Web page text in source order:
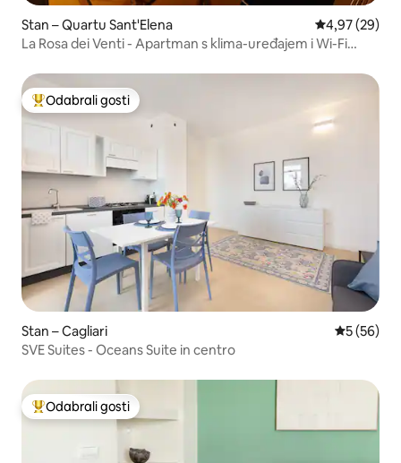
Stan – Quartu Sant'Elena Prosječna
4,97 (29)
La Rosa dei Venti - Apartman s klima-uređajem i Wi-Fi
Među najviše rangiranima s oznakom „Odabrali gosti”
Odabrali gosti
Stan – Cagliari Prosječna
5 (56)
SVE Suites - Oceans Suite in centro
Među najviše rangiranima s oznakom „Odabrali gosti”
Odabrali gosti